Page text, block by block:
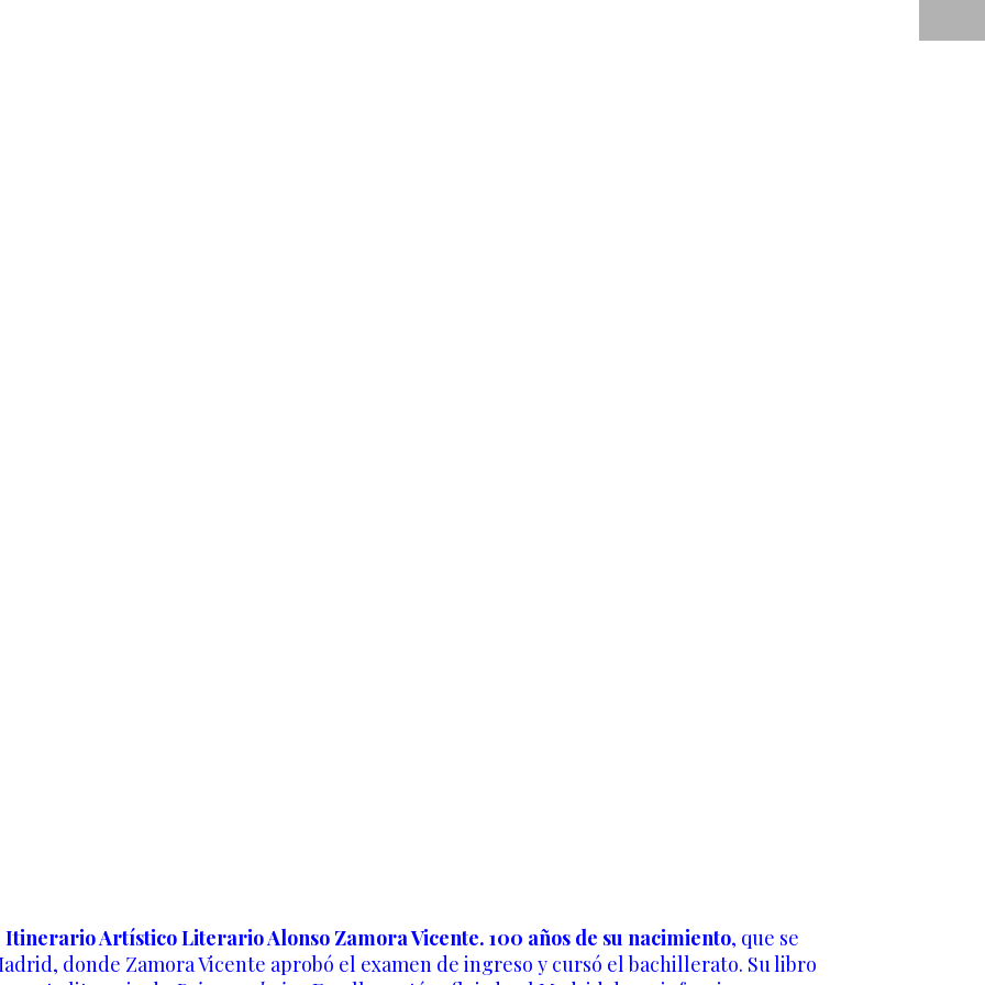
Itinerario Artístico Literario Alonso Zamora Vicente. 100 años de su nacimiento, que se
donde Zamora Vicente aprobó el examen de ingreso y cursó el bachillerato. Su libro